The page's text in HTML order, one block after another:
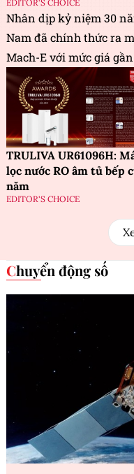
EDITOR'S CHOICE
Nhân dịp kỷ niệm 30
Nam đã chính thức ra
Mach-E với mức giá
TRULIVA UR61096H:
lọc nước RO âm tủ bếp
năm
EDITOR'S CHOICE
Chuyển động số